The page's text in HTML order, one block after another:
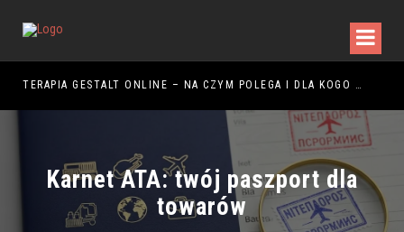
TERAPIA GESTALT ONLINE – NA CZYM POLEGA I DLA KOGO JEST ODPOWIEDNIA?
Karnet ATA: twój paszport dla
towarów